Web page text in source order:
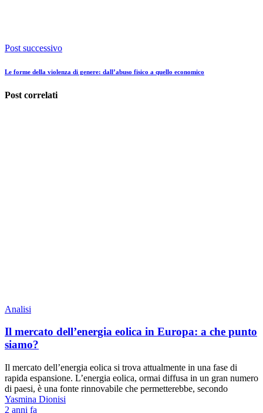
Post successivo
Le forme della violenza di genere: dall’abuso fisico a quello economico
Post correlati
Analisi
Il mercato dell’energia eolica in Europa: a che punto
siamo?
Il mercato dell’energia eolica si trova attualmente in una fase di
rapida espansione. L’energia eolica, ormai diffusa in un gran numero
di paesi, è una fonte rinnovabile che permetterebbe, secondo
Yasmina Dionisi
2 anni fa